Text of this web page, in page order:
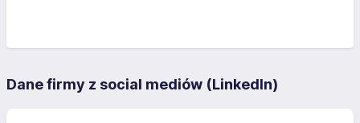
Dane firmy z social mediów (LinkedIn)